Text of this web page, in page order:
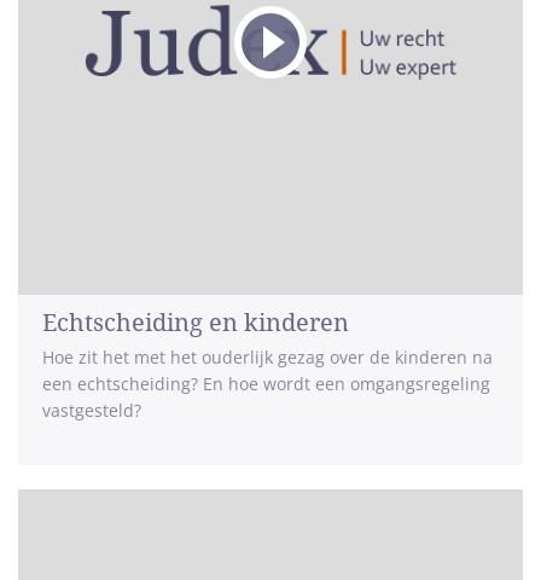
Echtscheiding en kinderen
Hoe zit het met het ouderlijk gezag over de kinderen na
een echtscheiding? En hoe wordt een omgangsregeling
vastgesteld?